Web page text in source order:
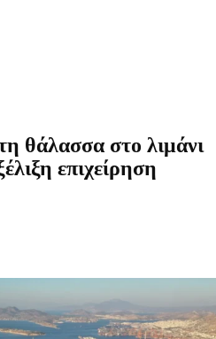
θάλασσα στο λιμάνι
επιχείρηση